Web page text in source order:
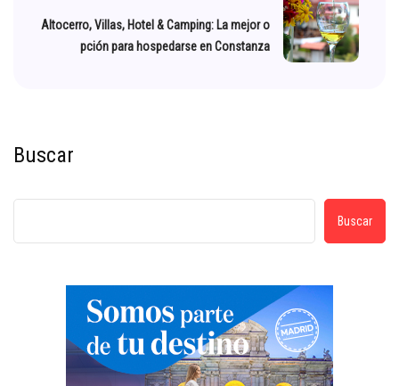
Altocerro, Villas, Hotel & Camping: La mejor o
pción para hospedarse en Constanza
Buscar
Buscar